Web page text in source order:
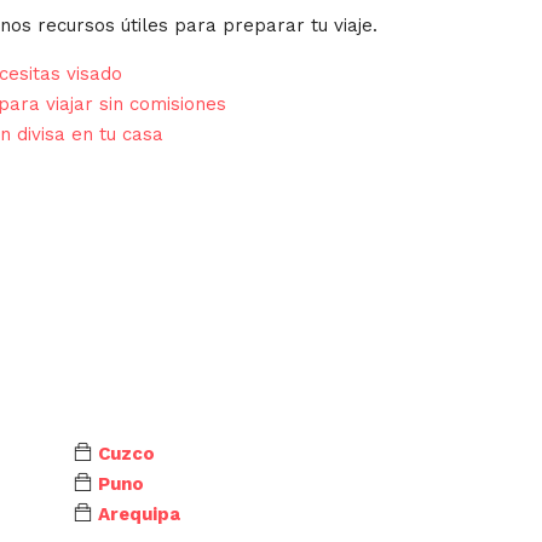
recursos útiles para preparar tu viaje.
visado
viajar sin comisiones
divisa en tu casa
Cuzco
Puno
Arequipa